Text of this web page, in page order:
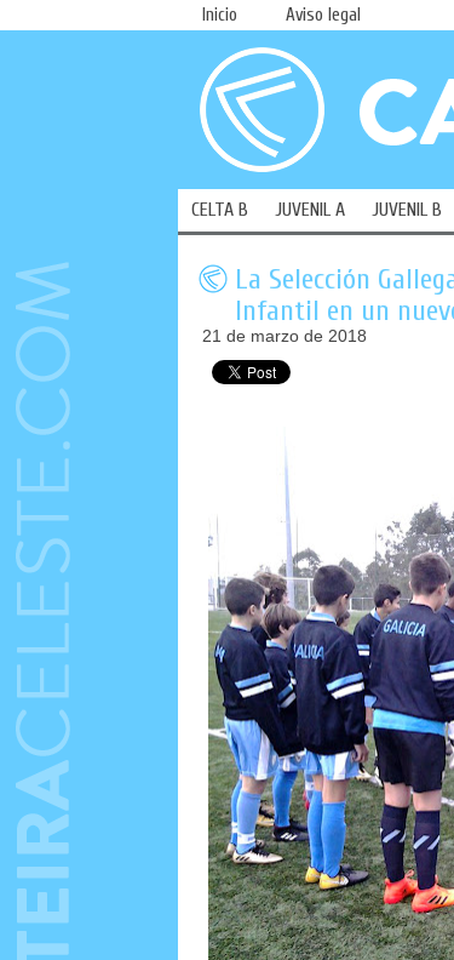
Inicio Aviso legal
CELTA B JUVENIL A JUVENIL B
La Selección
Infantil en un
21 de marzo de 2018